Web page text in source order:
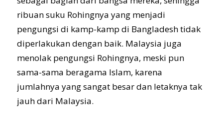
ribuan suku Rohingnya yang menjadi
pengungsi di kamp-kamp di Bangladesh tidak
diperlakukan dengan baik. Malaysia juga
menolak pengungsi Rohingnya, meski pun
sama-sama beragama Islam, karena
jumlahnya yang sangat besar dan letaknya tak
jauh dari Malaysia.